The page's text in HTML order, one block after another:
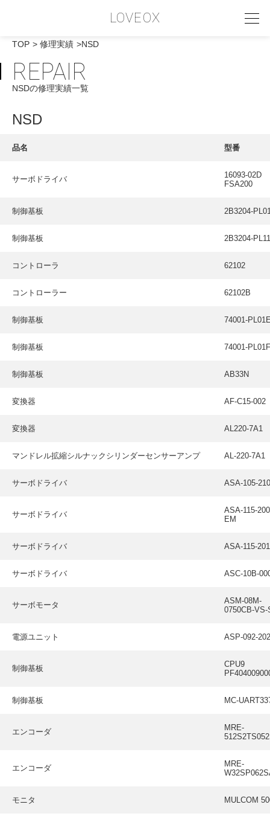
LOVEOX
PHILOSOPHY
フィロソフィー
COMPANY PROFILE
サービス内容
INTERVIEW
GREEN CHALLENGE
環境への取り組み
お問い合わせ
TOP 修理実績 NSD
REPAIR
NSDの修理実績一覧
NSD
品名 型番
サーボドライバ
16093-02D
FSA200
制御基板 2B3204-
制御基板 2B3204-
コントローラ 62102
コントローラー 62102B
制御基板 74001-
制御基板 74001-PL01F
制御基板 AB33N
変換器 AF-C15-002
変換器 AL220-7A1
マンドレル拡縮シルナックシリンダーセンサーアンプ AL-220-7A1
サーボドライバ ASA-105-
サーボドライバ
ASA-115-
EM
サーボドライバ ASA-115-
サーボドライバ ASC-10B-
サーボモータ
ASM-08M-
0750CB-VS-
電源ユニット ASP-092-
制御基板
CPU9
制御基板 MC-
エンコーダ
MRE-
エンコーダ
MRE-
モニタ MULCOM